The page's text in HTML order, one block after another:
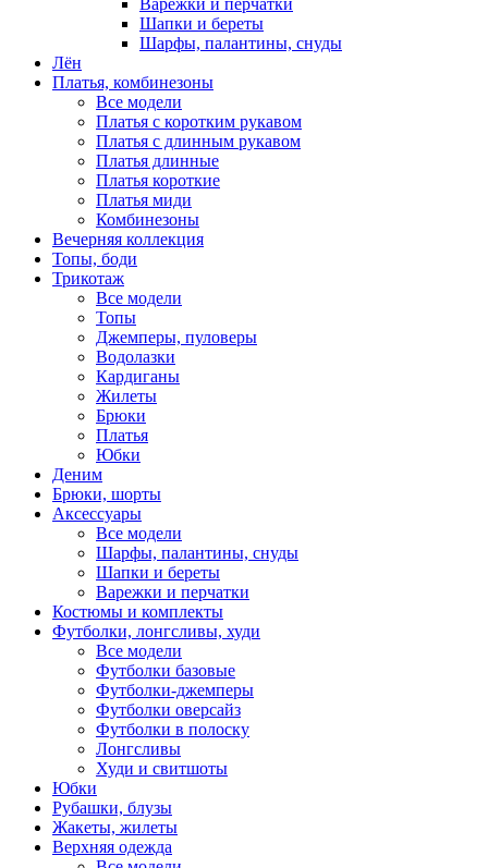
Варежки и перчатки
Шапки и береты
Шарфы, палантины, снуды
Лён
Платья, комбинезоны
Все модели
Платья с коротким рукавом
Платья с длинным рукавом
Платья длинные
Платья короткие
Платья миди
Комбинезоны
Вечерняя коллекция
Топы, боди
Трикотаж
Все модели
Топы
Джемперы, пуловеры
Водолазки
Кардиганы
Жилеты
Брюки
Платья
Юбки
Деним
Брюки, шорты
Аксессуары
Все модели
Шарфы, палантины, снуды
Шапки и береты
Варежки и перчатки
Костюмы и комплекты
Футболки, лонгсливы, худи
Все модели
Футболки базовые
Футболки-джемперы
Футболки оверсайз
Футболки в полоску
Лонгсливы
Худи и свитшоты
Юбки
Рубашки, блузы
Жакеты, жилеты
Верхняя одежда